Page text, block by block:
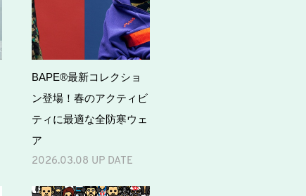
BAPE®最新コレクショ
ン登場！春のアクティビ
ティに最適な全防寒ウェ
ア
2026.03.08 UP DATE